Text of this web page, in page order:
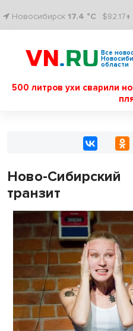
Новосибирск 17.4 °C $82.17↑
Все
области
500 литров ухи сварили
Ново-Сибирский
транзит